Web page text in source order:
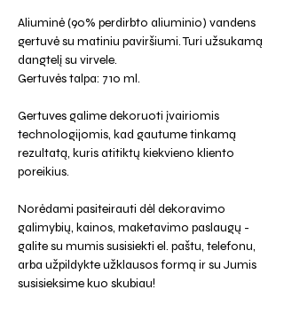
Aliuminė (90% perdirbto aliuminio) vandens
gertuvė su matiniu paviršiumi. Turi užsukamą
dangtelį su virvele.
Gertuvės talpa: 710 ml.
Gertuves galime dekoruoti įvairiomis
technologijomis, kad gautume tinkamą
rezultatą, kuris atitiktų kiekvieno kliento
poreikius.
Norėdami pasiteirauti dėl dekoravimo
galimybių, kainos, maketavimo paslaugų -
galite su mumis susisiekti el. paštu, telefonu,
arba užpildykte užklausos formą ir su Jumis
susisieksime kuo skubiau!